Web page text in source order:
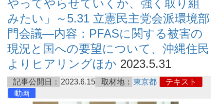
やってやらせていくか、強く取り組
みたい」～5.31 立憲民主党会派環境部
門会議―内容：PFASに関する被害の
現況と国への要望について、沖縄住民
よりヒアリングほか 2023.5.31
記事公開日： 2023.6.15 取材地： 東京都
テキスト
動画